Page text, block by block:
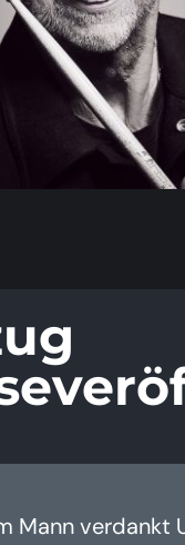
Mann verdankt